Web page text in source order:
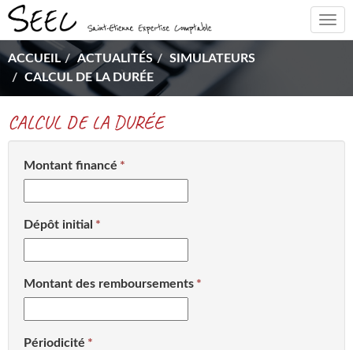
ACCUEIL
ACTUALITÉS
SIMULATEURS
CALCUL DE LA DURÉE
CALCUL DE LA DURÉE
Montant financé
Dépôt initial
Montant des remboursements
Périodicité